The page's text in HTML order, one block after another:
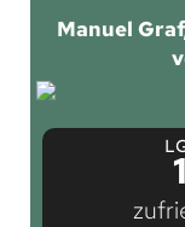
Manuel